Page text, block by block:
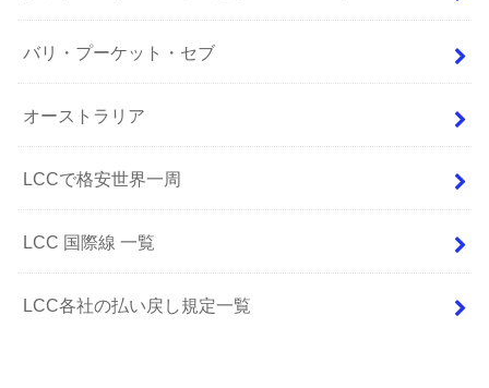
バリ・プーケット・セブ
オーストラリア
LCCで格安世界一周
LCC 国際線 一覧
LCC各社の払い戻し規定一覧